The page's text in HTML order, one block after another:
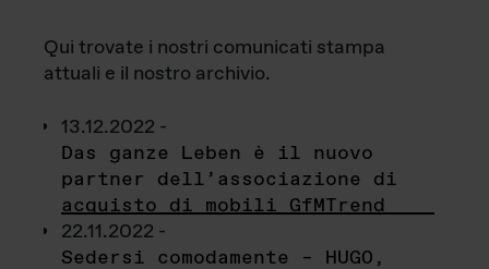
Qui trovate i nostri comunicati stampa
attuali e il nostro archivio.
13.12.2022 -
Das ganze Leben è il nuovo
partner dell’associazione di
acquisto di mobili GfMTrend
22.11.2022 -
Sedersi comodamente – HUGO,